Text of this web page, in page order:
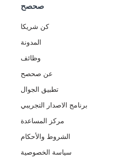
صحصح
كن شريكا
المدونة
وظائف
عن صحصح
تطبيق الجوال
برنامج الاصدار التجريبي
مركز المساعدة
الشروط والأحكام
سياسة الخصوصية